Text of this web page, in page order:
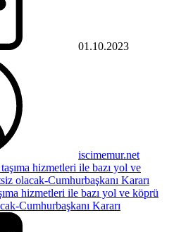
01.10.2023
iscimemur.net
hizmetleri ile bazı yol ve köprü
Cumhurbaşkanı Kararı